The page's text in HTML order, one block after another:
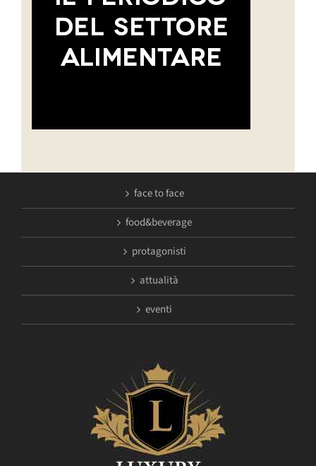
face to face
food&beverage
protagonisti
attualità
eventi